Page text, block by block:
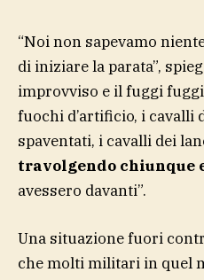
“Noi non sapevamo
di iniziare la parata”,
improvviso e il fuggi
fuochi d’artificio, i cavalli
spaventati, i cavalli dei
travolgendo chiunque
avessero davanti”.
Una situazione fuori
che molti militari in quel